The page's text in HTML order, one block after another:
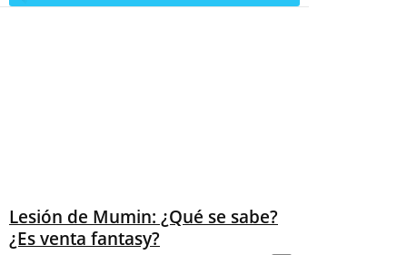
Lesión de Mumin: ¿Qué se sabe?
¿Es venta fantasy?